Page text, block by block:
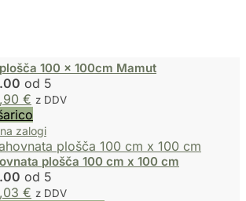
100 x 100cm Mamut
od 5
€ z DDV
plošča 100 cm x 100 cm
od 5
€ z DDV